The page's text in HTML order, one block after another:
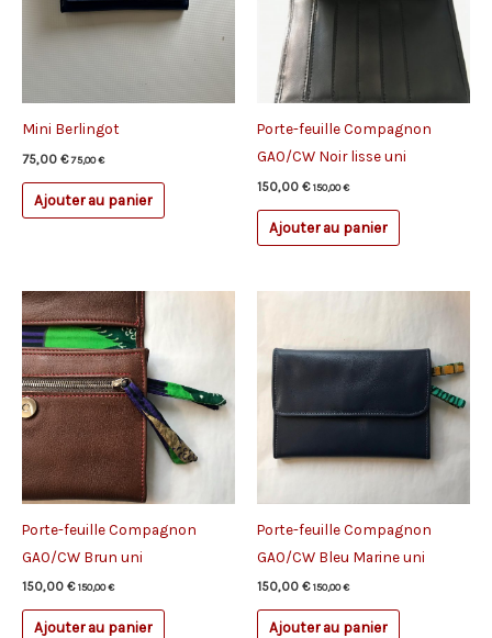
Mini Berlingot
75,00 € 75,00€
Ajouter au panier
Porte-feuille Compagnon
GAO/CW Noir lisse uni
150,00 € 150,00€
Ajouter au panier
Porte-feuille Compagnon
GAO/CW Brun uni
150,00 € 150,00€
Ajouter au panier
Porte-feuille Compagnon
GAO/CW Bleu Marine uni
150,00 € 150,00€
Ajouter au panier